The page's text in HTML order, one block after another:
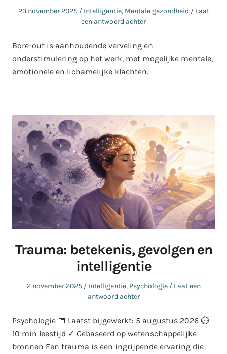
Geplaatst
23 november 2025
Geplaatst
in
Intelligentie, Mentale gezondheid
Laat
een antwoord achter
Bore-out is aanhoudende verveling en
onderstimulering op het werk, met mogelijke mentale,
emotionele en lichamelijke klachten.
Trauma: betekenis, gevolgen en
intelligentie
Geplaatst
2 november 2025
Geplaatst
in
Intelligentie, Psychologie
Laat een
antwoord achter
Psychologie 📅 Laatst bijgewerkt: 5 augustus 2026 ⏱️
10 min leestijd ✓ Gebaseerd op wetenschappelijke
bronnen Een trauma is een ingrijpende ervaring die